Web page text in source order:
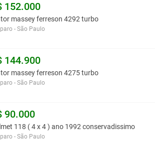
152.000
massey ferreson 4292 turbo
- São Paulo
144.900
massey ferreson 4275 turbo
- São Paulo
90.000
118 ( 4 x 4 ) ano 1992 conservadissimo
- São Paulo